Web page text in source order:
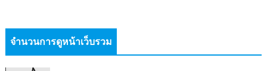
จำนวนการดูหน้าเว็บรวม